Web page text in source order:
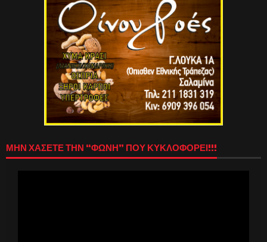
ΜΗΝ ΧΑΣΕΤΕ ΤΗΝ “ΦΩΝΗ” ΠΟΥ ΚΥΚΛΟΦΟΡΕΙ!!!